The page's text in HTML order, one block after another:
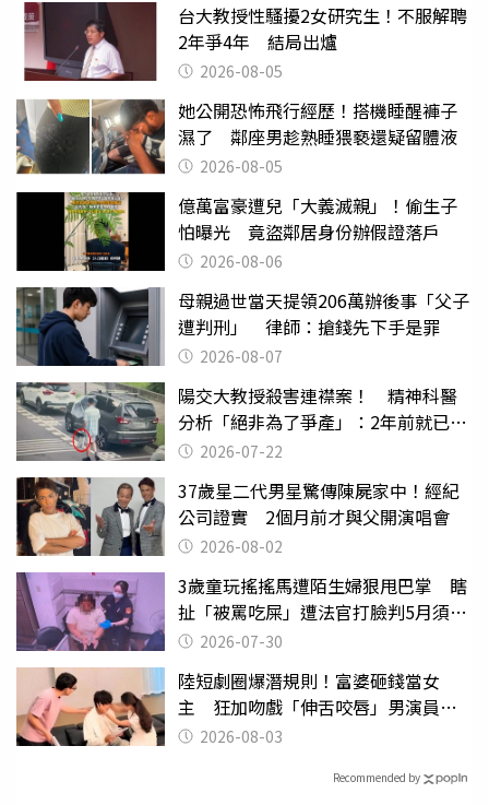
台大教授性騷擾2女研究生！不服解聘
2年爭4年 結局出爐
2026-08-05
她公開恐怖飛行經歷！搭機睡醒褲子
濕了 鄰座男趁熟睡猥褻還疑留體液
2026-08-05
億萬富豪遭兒「大義滅親」！偷生子
怕曝光 竟盜鄰居身份辦假證落戶
2026-08-06
母親過世當天提領206萬辦後事「父子
遭判刑」 律師：搶錢先下手是罪
2026-08-07
陽交大教授殺害連襟案！ 精神科醫
分析「絕非為了爭產」：2年前就已言
行詭異
2026-07-22
37歲星二代男星驚傳陳屍家中！經紀
公司證實 2個月前才與父開演唱會
2026-08-02
3歲童玩搖搖馬遭陌生婦狠甩巴掌 瞎
扯「被罵吃屎」遭法官打臉判5月須入
監 2026-07-30
陸短劇圈爆潛規則！富婆砸錢當女
主 狂加吻戲「伸舌咬唇」男演員崩
潰 2026-08-03
Recommended by